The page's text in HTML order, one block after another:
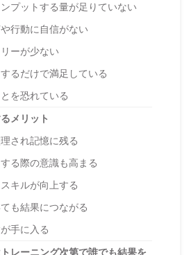
プットする量が足りていない
行動に自信がない
ーが少ない
るだけで満足している
を恐れている
メリット
され記憶に残る
る際の意識も高まる
キルが向上する
も結果につながる
手に入る
レーニング次第で誰でも結果を